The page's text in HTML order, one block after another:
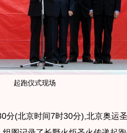
起跑仪式现场
(北京时间7时30分),北京奥运